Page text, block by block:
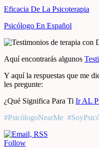
Eficacia De La Psicoterapia
Psicólogo En Español
Aquí encontrarás algunos
Y aquí la respuestas que me
les pregunte:
¿Qué Significa Para Ti Ir AL
#PsicólogoNearMe
Follow